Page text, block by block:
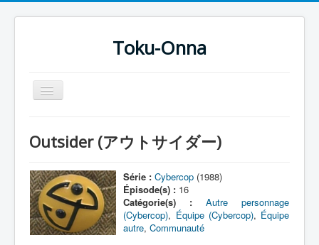
Toku-Onna
Basculer
la
Toku-Actrices
Toku-Critiques
Séries
Films
Outsider (アウトサイダー)
Série : Cybercop (1988)
Épisode(s) : 16
Catégorie(s) :
Autre personnage
(Cybercop), Équipe (Cybercop), Équipe
autre,Communauté